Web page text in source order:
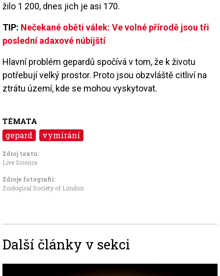
žilo 1 200, dnes jich je asi 170.
TIP: Nečekané oběti válek: Ve volné přírodě jsou tři
poslední adaxové núbijští
Hlavní problém gepardů spočívá v tom, že k životu
potřebují velký prostor. Proto jsou obzvláště citliví na
ztrátu území, kde se mohou vyskytovat.
TÉMATA
gepard vymírání
Zdroj textu:
Live Science
Zdroje fotografii:
Zoological Society of London
Další články v sekci